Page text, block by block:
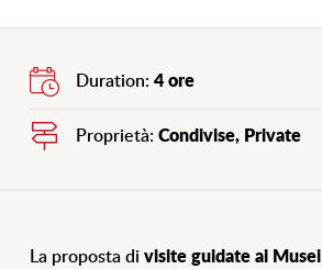
Duration:4 ore
Proprietà:Condivise, Private
La proposta divisite guidate ai